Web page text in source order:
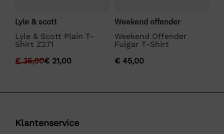
Lyle & scott
Lyle & Scott Plain T-
Shirt Z271
€35,00€ 21,00
Weekend offender
Weekend Offender
Fulgar T-Shirt
€ 45,00
Klantenservice